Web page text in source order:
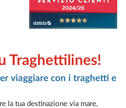
Traghettilines!
viaggiare con i traghetti e
la tua destinazione via mare,